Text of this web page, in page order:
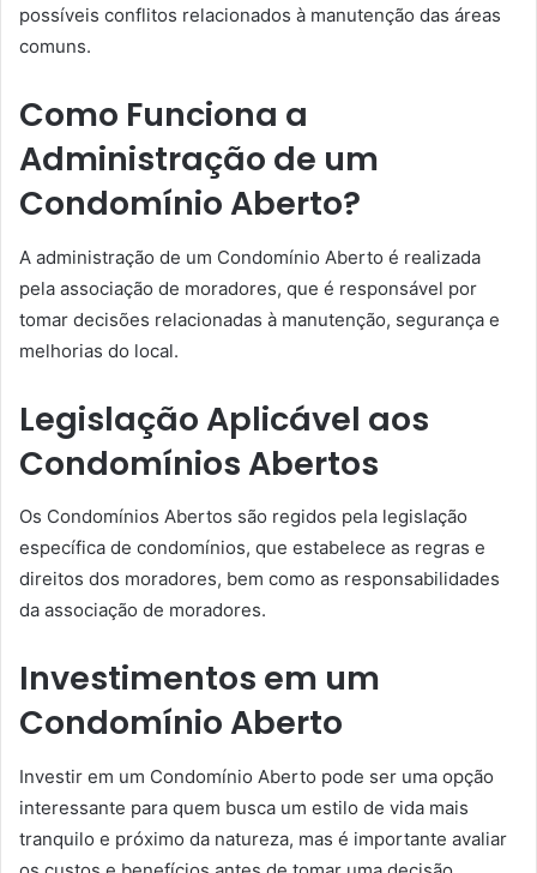
possíveis conflitos relacionados à manutenção das áreas
comuns.
Como Funciona a
Administração de um
Condomínio Aberto?
A administração de um Condomínio Aberto é realizada
pela associação de moradores, que é responsável por
tomar decisões relacionadas à manutenção, segurança e
melhorias do local.
Legislação Aplicável aos
Condomínios Abertos
Os Condomínios Abertos são regidos pela legislação
específica de condomínios, que estabelece as regras e
direitos dos moradores, bem como as responsabilidades
da associação de moradores.
Investimentos em um
Condomínio Aberto
Investir em um Condomínio Aberto pode ser uma opção
interessante para quem busca um estilo de vida mais
tranquilo e próximo da natureza, mas é importante avaliar